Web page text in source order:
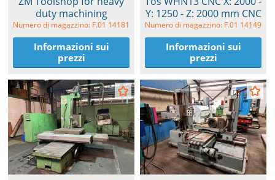
duty machining
Numero di magazzino: F.01 14181
Informazioni sui
prezzi
Y: 1250 - Z: 2000 mm CNC
Numero di magazzino: F.01 14149
Informazioni sui
prezzi